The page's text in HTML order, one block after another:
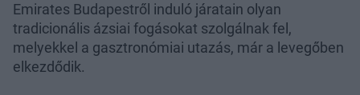
Emirates Budapestről induló járatain olyan
tradicionális ázsiai fogásokat szolgálnak fel,
melyekkel a gasztronómiai utazás, már a levegőben
elkezdődik.